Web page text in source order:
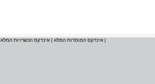
אינדקס המוסדות המלא | אינדקס הכשרויות המלא |